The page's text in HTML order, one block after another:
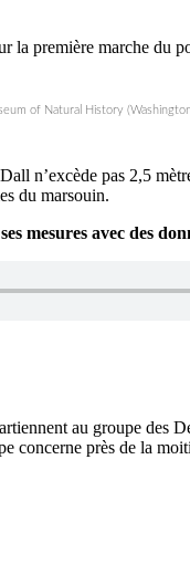
la première marche du
of Natural History
n’excède pas 2,5
du marsouin.
mesures avec des
au groupe des
près de la